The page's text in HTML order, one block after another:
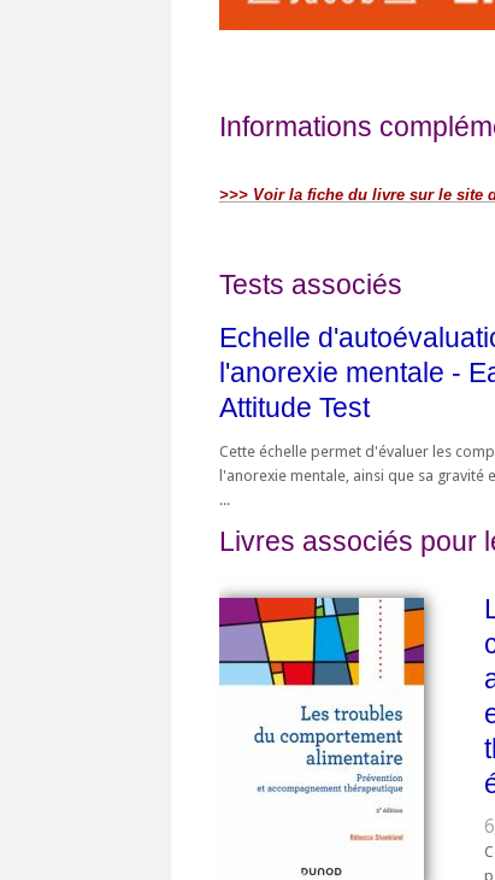
Informations
>>> Voir la fiche du livre sur le site
Tests associés
Echelle
l'anorexie mentale -
Attitude Test
Cette échelle permet d'évaluer les
l'anorexie mentale, ainsi que sa gravité
...
Livres associés pour